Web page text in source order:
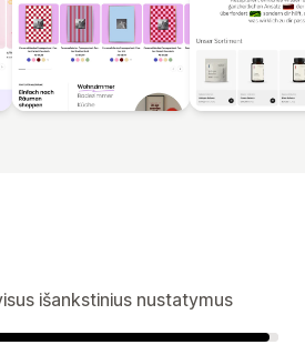
išankstinius nustatymus